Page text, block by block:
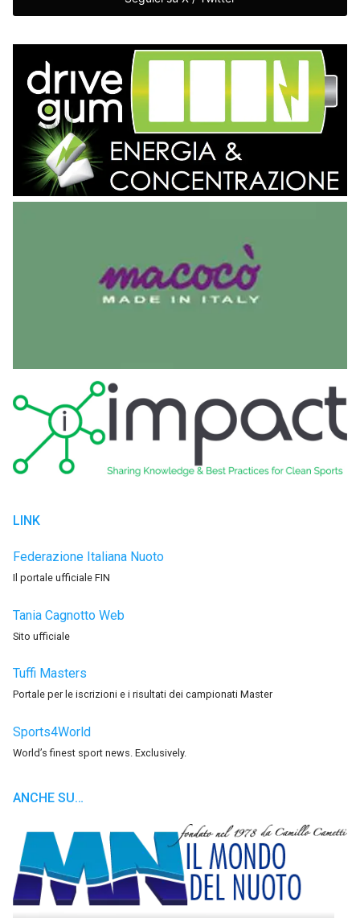
LINK
Federazione Italiana Nuoto
Il portale ufficiale FIN
Tania Cagnotto Web
Sito ufficiale
Tuffi Masters
Portale per le iscrizioni e i risultati dei campionati Master
Sports4World
World’s finest sport news. Exclusively.
ANCHE SU…